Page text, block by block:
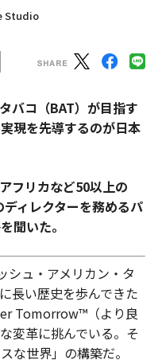
Studio
バコ（BAT）が目指す
現を先導するのが日本
フリカなど50以上の
ィレクターを務めるパ
聞いた。
シュ・アメリカン・タ
長い歴史を歩んできた
Tomorrow™（より良
変革に挑んでいる。そ
な世界」の構築だ。